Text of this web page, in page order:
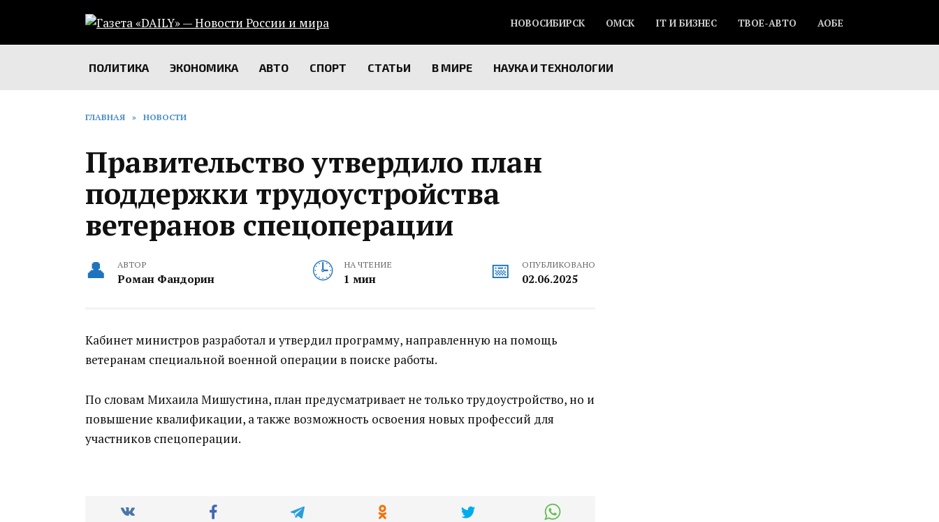
содержанию
НОВОСИБИРСК ОМСК IT И БИЗНЕС ТВОЕ-АВТО АОБЕ
ПОЛИТИКА ЭКОНОМИКА АВТО СПОРТ СТАТЬИ В МИРЕ НАУКА И ТЕХНОЛОГИИ
ГЛАВНАЯ » НОВОСТИ
Правительство утвердило план
поддержки трудоустройства
ветеранов спецоперации
АВТОР
Роман Фандорин
НА ЧТЕНИЕ
1 мин
ОПУБЛИКОВАНО
02.06.2025
Кабинет министров разработал и утвердил программу, направленную на помощь
ветеранам специальной военной операции в поиске работы.
По словам Михаила Мишустина, план предусматривает не только трудоустройство, но и
повышение квалификации, а также возможность освоения новых профессий для
участников спецоперации.